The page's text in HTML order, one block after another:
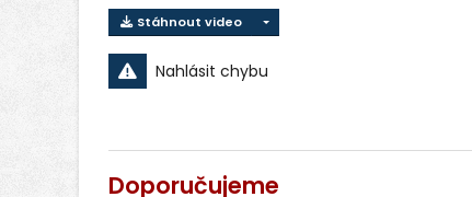
Stáhnout video
Nahlásit chybu
Doporučujeme